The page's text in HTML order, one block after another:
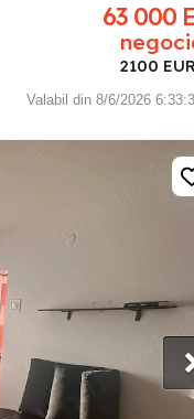
63 000
2100
Valabil din 8/6/2026